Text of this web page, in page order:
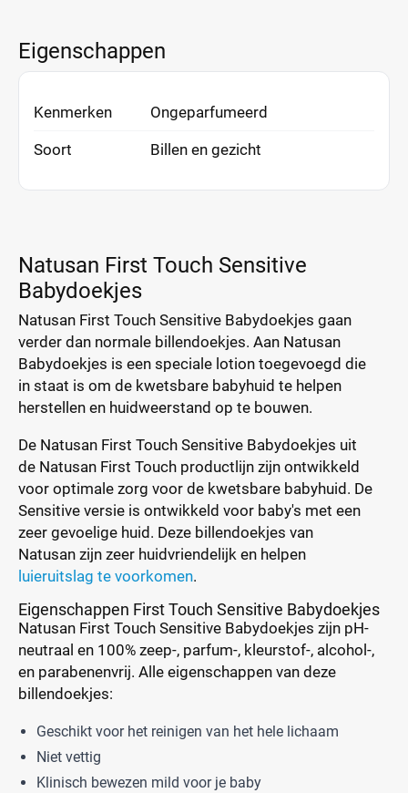
Eigenschappen
Kenmerken Ongeparfumeerd
Soort Billen en gezicht
Natusan First Touch Sensitive
Babydoekjes
Natusan First Touch Sensitive Babydoekjes gaan
verder dan normale billendoekjes. Aan Natusan
Babydoekjes is een speciale lotion toegevoegd die
in staat is om de kwetsbare babyhuid te helpen
herstellen en huidweerstand op te bouwen.
De Natusan First Touch Sensitive Babydoekjes uit
de Natusan First Touch productlijn zijn ontwikkeld
voor optimale zorg voor de kwetsbare babyhuid. De
Sensitive versie is ontwikkeld voor baby's met een
zeer gevoelige huid. Deze billendoekjes van
Natusan zijn zeer huidvriendelijk en helpen
luieruitslag te voorkomen.
Eigenschappen First Touch Sensitive Babydoekjes
Natusan First Touch Sensitive Babydoekjes zijn pH-
neutraal en 100% zeep-, parfum-, kleurstof-, alcohol-,
en parabenenvrij. Alle eigenschappen van deze
billendoekjes:
Geschikt voor het reinigen van het hele lichaam
Niet vettig
Klinisch bewezen mild voor je baby